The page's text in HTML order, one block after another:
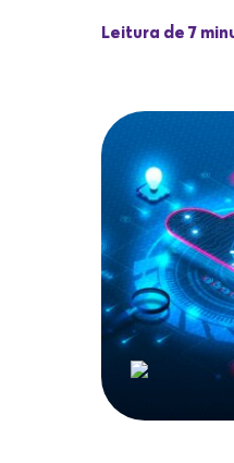
Leitura de 7